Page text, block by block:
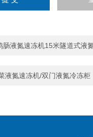
液氮速冻机15米隧道式液
液氮速冻机/双门液氮冷冻柜